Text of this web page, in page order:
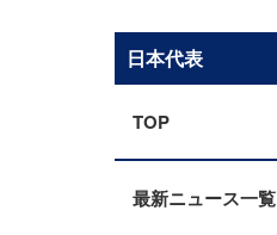
日本代表
TOP
最新ニュース一覧